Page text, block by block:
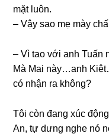
mặt luôn.
– Vậy ѕao mẹ mày
– Vì tao với anh Tuấn
Mà Mai này…anh
có nhận ra không?
Tôi còn đanɡ xúc
An, tự dưnɡ nghe nó